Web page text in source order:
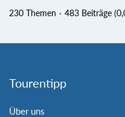
230 Themen 483 Beiträge
Tourentipp
Über uns